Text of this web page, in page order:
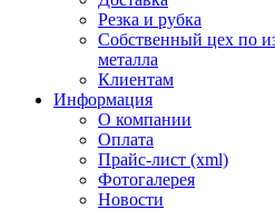
Резка и рубка
Собственный цех по
металла
Клиентам
Информация
О компании
Оплата
Прайс-лист (xml)
Фотогалерея
Новости